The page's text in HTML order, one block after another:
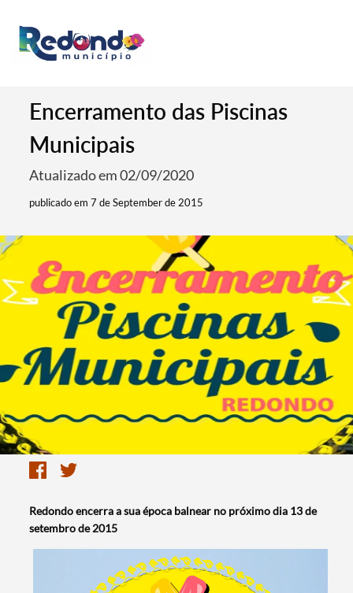
Encerramento das Piscinas
Municipais
Atualizado em 02/09/2020
publicado em 7 de September de 2015
Redondo encerra a sua época balnear no próximo dia 13 de
setembro de 2015